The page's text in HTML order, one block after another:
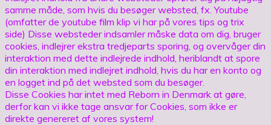
samme måde, som hvis du besøger websted, fx. Youtube
(omfatter de youtube film klip vi har på vores tips og trix
side) Disse websteder indsamler måske data om dig, bruger
cookies, indlejrer ekstra tredjeparts sporing, og overvåger din
interaktion med dette indlejrede indhold, heriblandt at spore
din interaktion med indlejret indhold, hvis du har en konto og
en logget ind på det websted som du besøger.
Disse Cookies har intet med Reborn in Denmark at gøre,
derfor kan vi ikke tage ansvar for Cookies, som ikke er
direkte genereret af vores system!